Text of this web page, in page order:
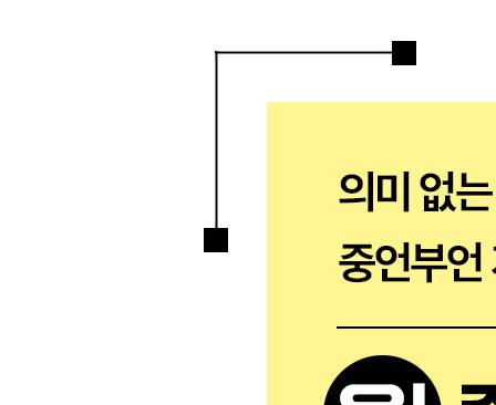
Chapter 2. ‘무엇을 넣을까?’보다 ‘무엇을 뺄까?’가
Chapter 6. 마음에 여유를 주는 1페이지
Chapter 7. 회의력을 높이는 마법의 문구
Chapter 8. ‘551호라이 작전’으로 목적을 제시한다
Chapter 9. 시간 때우기식 미팅은 하지 않는다
Chapter 10. ‘배경’에서 논의의 방향을 정한다